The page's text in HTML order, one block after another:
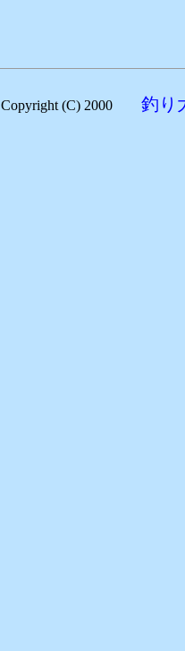
Copyright (C) 2000 釣り